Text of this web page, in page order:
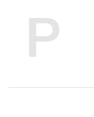
P